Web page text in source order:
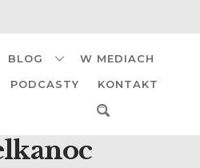
BLOG W MEDIACH
PODCASTY KONTAKT